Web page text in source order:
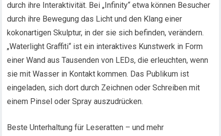
durch ihre Interaktivität. Bei „Infinity“ etwa können Besucher
durch ihre Bewegung das Licht und den Klang einer
kokonartigen Skulptur, in der sie sich befinden, verändern.
„Waterlight Graffiti“ ist ein interaktives Kunstwerk in Form
einer Wand aus Tausenden von LEDs, die erleuchten, wenn
sie mit Wasser in Kontakt kommen. Das Publikum ist
eingeladen, sich dort durch Zeichnen oder Schreiben mit
einem Pinsel oder Spray auszudrücken.
Beste Unterhaltung für Leseratten – und mehr